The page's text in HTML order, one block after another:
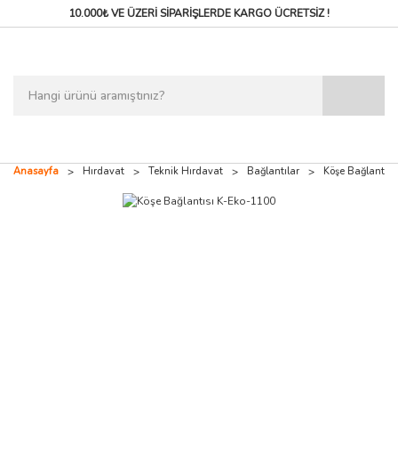
10.000₺ VE ÜZERİ SİPARİŞLERDEKARGO ÜCRETSİZ !
Anasayfa Hırdavat Teknik Hırdavat Bağlantılar Köşe